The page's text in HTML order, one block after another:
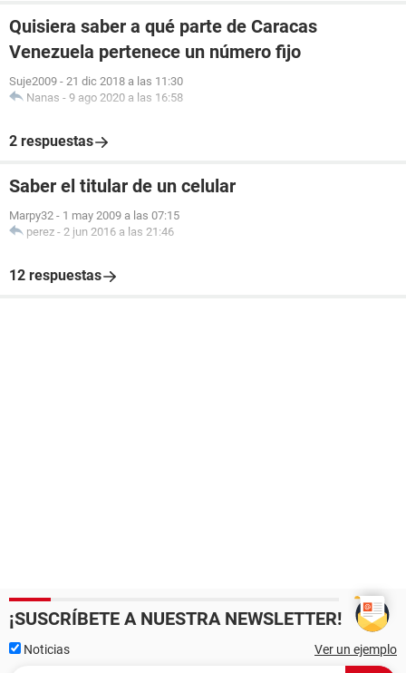
Quisiera saber a qué parte de Caracas
Venezuela pertenece un número fijo
Suje2009 - 21 dic 2018 a las 11:30
Nanas - 9 ago 2020 a las 16:58
2 respuestas
Saber el titular de un celular
Marpy32 - 1 may 2009 a las 07:15
perez - 2 jun 2016 a las 21:46
12 respuestas
¡SUSCRÍBETE A NUESTRA NEWSLETTER!
Noticias Ver un ejemplo